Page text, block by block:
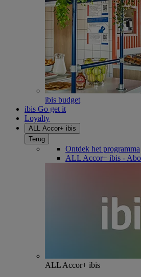
ibis budget
ibis Go get it
Loyalty
ALL Accor+ ibis
Terug
Ontdek het programma
ALL Accor+ ibis -
ALL Accor+ ibis